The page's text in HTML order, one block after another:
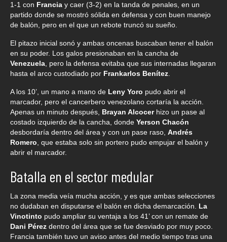
1-1 con Francia y caer (3-2) en la tanda de penales, en un
partido donde se mostró sólida en defensa y con buen manejo
de balón, pero en el que un rebote truncó su sueño.
El pitazo inicial sonó y ambas oncenas buscaban tener el balón
en su poder. Los galos presionaban en la cancha de
Venezuela, pero la defensa evitaba que sus internadas llegaran
hasta el arco custodiado por Frankarlos Benítez.
A los 10’, un mano a mano de Leny Yoro pudo abrir el
marcador, pero el cancerbero venezolano cortaría la acción.
Apenas un minuto después, Brayan Alcocer hizo un pase al
costado izquierdo de la cancha, donde Yerson Chacón
desbordaría dentro del área y con un pase raso, Andrés
Romero, que estaba solo sin portero pudo empujar el balón y
abrir el marcador.
Batalla en el sector medular
La zona media veía mucha acción, y es que ambas selecciones
no dudaban en disputarse el balón en dicha demarcación. La
Vinotinto pudo ampliar su ventaja a los 41’ con un remate de
Dani Pérez dentro del área que se fue desviado por muy poco.
Francia también tuvo un aviso antes del medio tiempo tras una